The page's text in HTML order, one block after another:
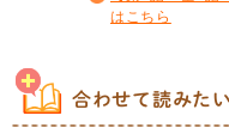
はこちら
合わせて読みたい